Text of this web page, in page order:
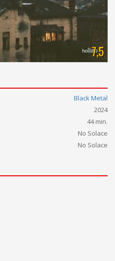
7,5
Black Metal
2024
44 min.
No Solace
No Solace